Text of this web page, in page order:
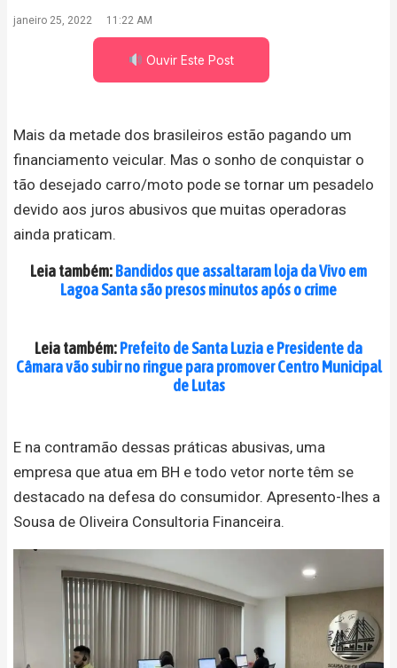
janeiro 25, 2022 11:22 AM
Ouvir Este Post
Mais da metade dos brasileiros estão pagando um
financiamento veicular. Mas o sonho de conquistar o
tão desejado carro/moto pode se tornar um pesadelo
devido aos juros abusivos que muitas operadoras
ainda praticam.
Leia também:Bandidos que assaltaram loja da Vivo em
Lagoa Santa são presos minutos após o crime
Leia também:Prefeito de Santa Luzia e Presidente da
Câmara vão subir no ringue para promover Centro Municipal
de Lutas
E na contramão dessas práticas abusivas, uma
empresa que atua em BH e todo vetor norte têm se
destacado na defesa do consumidor. Apresento-lhes a
Sousa de Oliveira Consultoria Financeira.